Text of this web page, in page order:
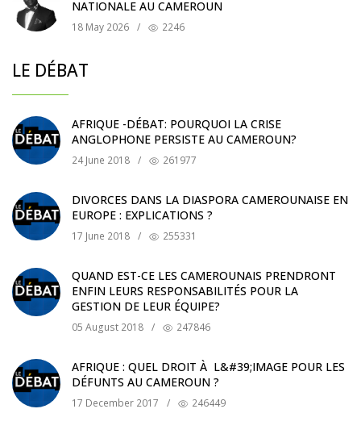
NATIONALE AU CAMEROUN
18 May 2026 / 2246
LE DÉBAT
AFRIQUE -DÉBAT: POURQUOI LA CRISE
ANGLOPHONE PERSISTE AU CAMEROUN?
24 June 2018 / 261977
DIVORCES DANS LA DIASPORA CAMEROUNAISE EN
EUROPE : EXPLICATIONS ?
17 June 2018 / 255331
QUAND EST-CE LES CAMEROUNAIS PRENDRONT
ENFIN LEURS RESPONSABILITÉS POUR LA
GESTION DE LEUR ÉQUIPE?
05 August 2018 / 247846
AFRIQUE : QUEL DROIT À L&#39;IMAGE POUR LES
DÉFUNTS AU CAMEROUN ?
17 December 2017 / 246449